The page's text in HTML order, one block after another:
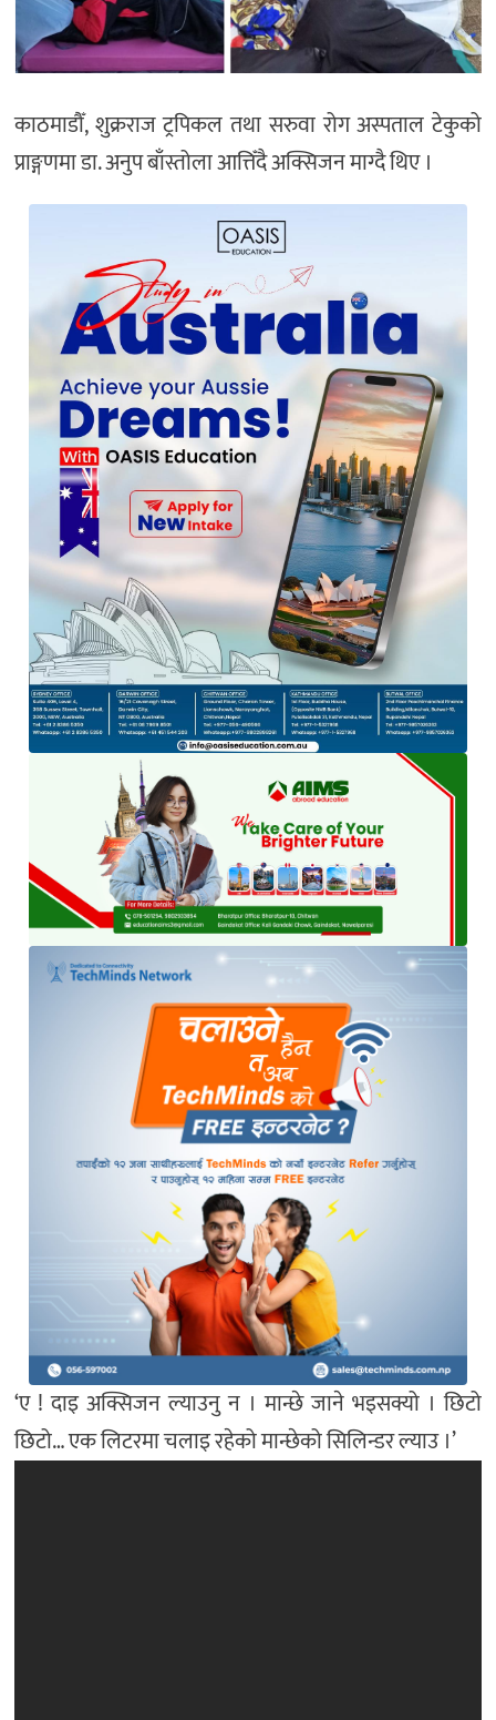
काठमाडौँ, शुक्रराज ट्रपिकल तथा सरुवा रोग अस्पताल टेकुको
प्राङ्गणमा डा. अनुप बाँस्तोला आत्तिँदै अक्सिजन माग्दै थिए ।
‘ए ! दाइ अक्सिजन ल्याउनु न । मान्छे जाने भइसक्यो । छिटो
छिटो… एक लिटरमा चलाइ रहेको मान्छेको सिलिन्डर ल्याउ ।’